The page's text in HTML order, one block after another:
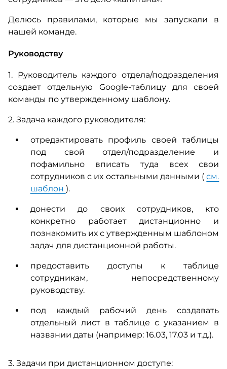
Делюсь правилами, которые мы запускали в
нашей команде.
Руководству
1. Руководитель каждого отдела/подразделения
создает отдельную Google-таблицу для своей
команды по утвержденному шаблону.
2. Задача каждого руководителя:
отредактировать профиль своей таблицы
под свой отдел/подразделение и
пофамильно вписать туда всех свои
сотрудников с их остальными данными (см.
шаблон ).
донести до своих сотрудников, кто
конкретно работает дистанционно и
познакомить их с утвержденным шаблоном
задач для дистанционной работы.
предоставить доступы к таблице
сотрудникам, непосредственному
руководству.
под каждый рабочий день создавать
отдельный лист в таблице с указанием в
названии даты (например: 16.03, 17.03 и т.д.).
3. Задачи при дистанционном доступе: